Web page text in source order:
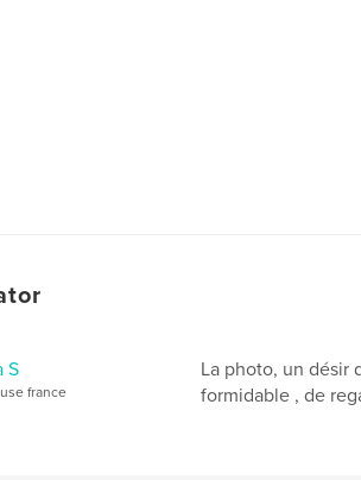
S
france
La photo, un désir
formidable , de